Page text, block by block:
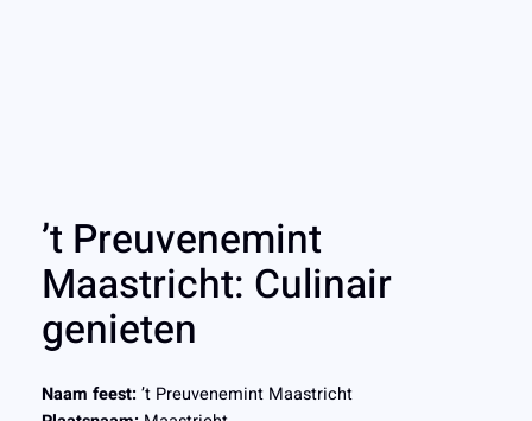
’t Preuvenemint
Maastricht: Culinair
genieten
Naam feest: ’t Preuvenemint Maastricht